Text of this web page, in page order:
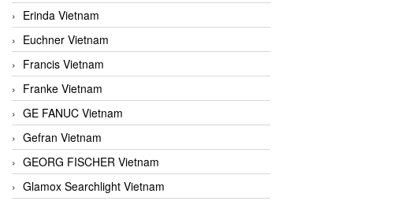
Erinda Vietnam
Euchner Vietnam
Francis Vietnam
Franke Vietnam
GE FANUC Vietnam
Gefran Vietnam
GEORG FISCHER Vietnam
Glamox Searchlight Vietnam